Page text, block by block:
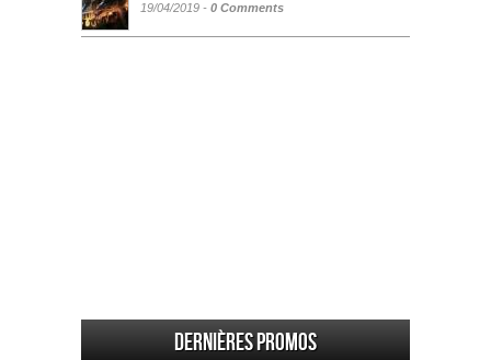
19/04/2019 - 0 Comments
Dernières promos